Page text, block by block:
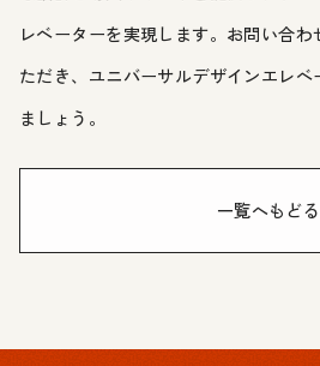
レベーターを実現します。お問い合
ただき、ユニバーサルデザインエレ
ましょう。
一覧へもどる